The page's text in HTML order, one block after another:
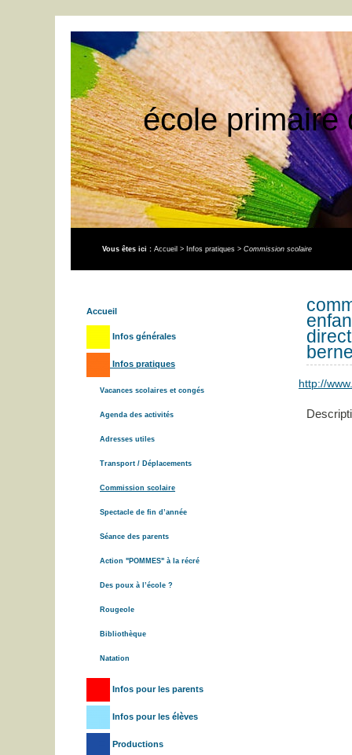
école primaire
Vous êtes ici : Accueil > Infos pratiques > Commission scolaire
Accueil
Infos générales
Infos pratiques
Vacances scolaires et congés
Agenda des activités
Adresses utiles
Transport / Déplacements
Commission scolaire
Spectacle de fin d’année
Séance des parents
Action "POMMES" à la récré
Des poux à l’école ?
Rougeole
Bibliothèque
Natation
Infos pour les parents
Infos pour les élèves
Productions
http://